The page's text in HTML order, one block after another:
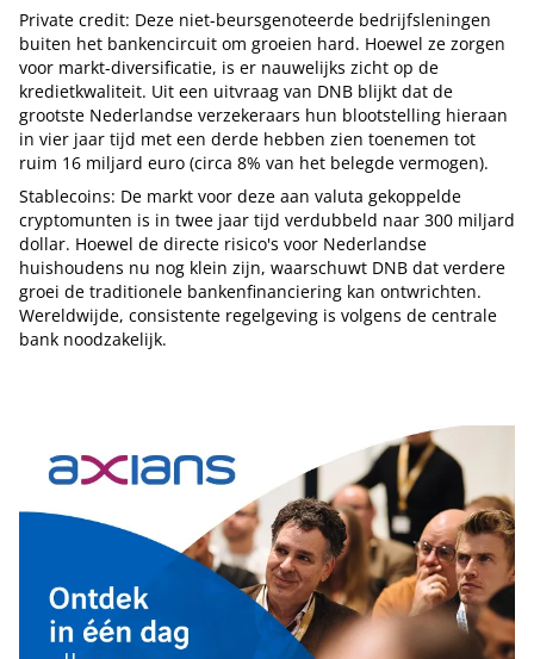
Private credit: Deze niet-beursgenoteerde bedrijfsleningen
buiten het bankencircuit om groeien hard. Hoewel ze zorgen
voor markt-diversificatie, is er nauwelijks zicht op de
kredietkwaliteit. Uit een uitvraag van DNB blijkt dat de
grootste Nederlandse verzekeraars hun blootstelling hieraan
in vier jaar tijd met een derde hebben zien toenemen tot
ruim 16 miljard euro (circa 8% van het belegde vermogen).
Stablecoins: De markt voor deze aan valuta gekoppelde
cryptomunten is in twee jaar tijd verdubbeld naar 300 miljard
dollar. Hoewel de directe risico's voor Nederlandse
huishoudens nu nog klein zijn, waarschuwt DNB dat verdere
groei de traditionele bankenfinanciering kan ontwrichten.
Wereldwijde, consistente regelgeving is volgens de centrale
bank noodzakelijk.